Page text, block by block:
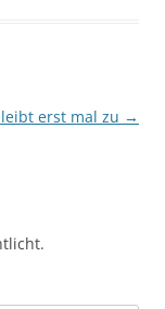
erst mal zu →